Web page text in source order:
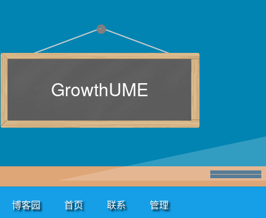
GrowthUME
博客园 首页 联系 管理